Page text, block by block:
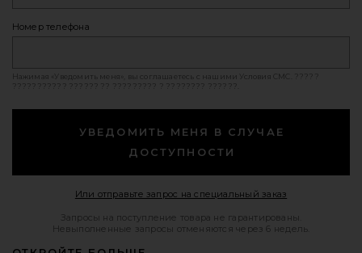
Номер телефона
Нажимая «Уведомить меня», вы соглашаетесь с нашими Условия СМС
УВЕДОМИТЬ МЕНЯ В СЛУЧАЕ
ДОСТУПНОСТИ
Или отправьте запрос на специальный заказ
Запросы на поступление товара не гарантированы.
Невыполненные запросы отменяются через 6 недель.